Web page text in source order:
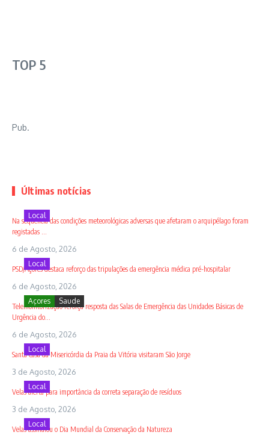
TOP 5
Pub.
Últimas notícias
Local
Na sequência das condições meteorológicas adversas que afetaram o arquipélago foram
registadas ...
6 de Agosto, 2026
Local
PSD/Açores destaca reforço das tripulações da emergência médica pré-hospitalar
6 de Agosto, 2026
Açores Saude
Telemonitorização reforça resposta das Salas de Emergência das Unidades Básicas de
Urgência do...
6 de Agosto, 2026
Local
Santa Casa da Misericórdia da Praia da Vitória visitaram São Jorge
3 de Agosto, 2026
Local
Velas alerta para importância da correta separação de resíduos
3 de Agosto, 2026
Local
Velas assinalou o Dia Mundial da Conservação da Natureza